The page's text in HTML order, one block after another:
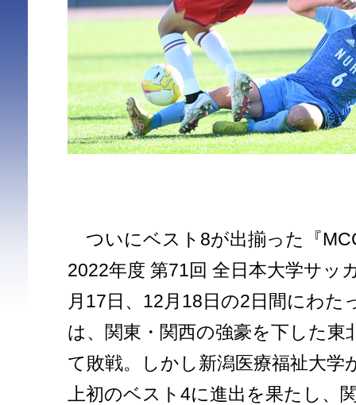
ついにベスト8が出揃った『
2022年度 第71回 全⽇本⼤学サッ
月17日、12月18日の2日間にわた
は、関東・関西の強豪を下した東
て敗戦。しかし新潟医療福祉大学
上初のベスト4に進出を果たし、